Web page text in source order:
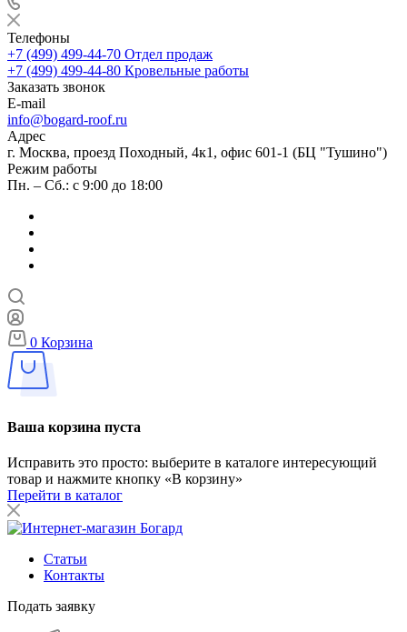
Телефоны
+7 (499) 499-44-70 Отдел продаж
+7 (499) 499-44-80 Кровельные работы
Заказать звонок
E-mail
info@bogard-roof.ru
Адрес
г. Москва, проезд Походный, 4к1, офис 601-1 (БЦ "Тушино")
Режим работы
Пн. – Сб.: с 9:00 до 18:00
0 Корзина
Ваша корзина пуста
Исправить это просто: выберите в каталоге интересующий
товар и нажмите кнопку «В корзину»
Перейти в каталог
Статьи
Контакты
Подать заявку